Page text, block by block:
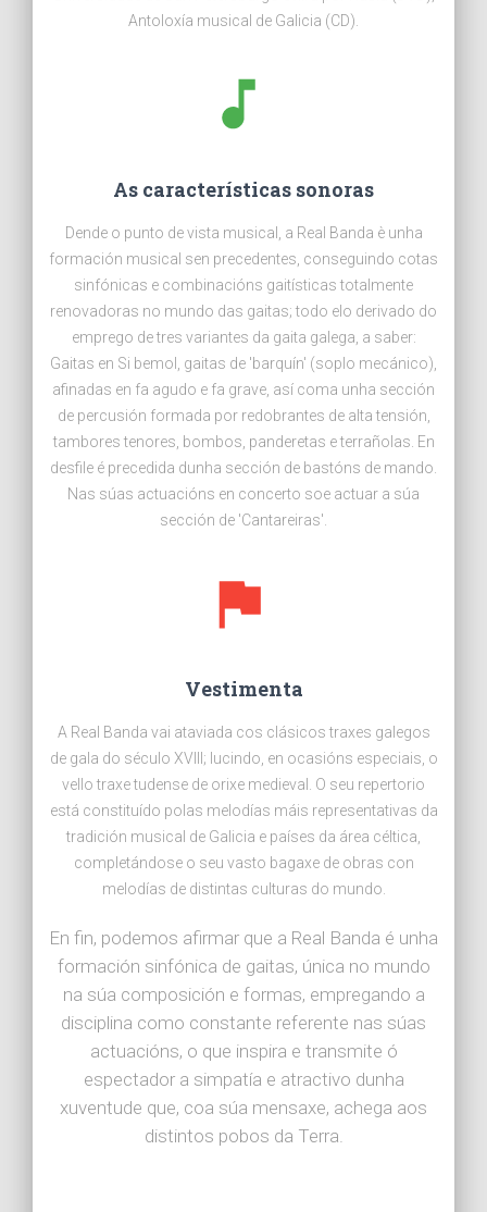
Antoloxía musical de Galicia (CD).
As características sonoras
Dende o punto de vista musical, a Real Banda è unha
formación musical sen precedentes, conseguindo cotas
sinfónicas e combinacións gaitísticas totalmente
renovadoras no mundo das gaitas; todo elo derivado do
emprego de tres variantes da gaita galega, a saber:
Gaitas en Si bemol, gaitas de 'barquín' (soplo mecánico),
afinadas en fa agudo e fa grave, así coma unha sección
de percusión formada por redobrantes de alta tensión,
tambores tenores, bombos, panderetas e terrañolas. En
desfile é precedida dunha sección de bastóns de mando.
Nas súas actuacións en concerto soe actuar a súa
sección de 'Cantareiras'.
Vestimenta
A Real Banda vai ataviada cos clásicos traxes galegos
de gala do século XVIII; lucindo, en ocasións especiais, o
vello traxe tudense de orixe medieval. O seu repertorio
está constituído polas melodías máis representativas da
tradición musical de Galicia e países da área céltica,
completándose o seu vasto bagaxe de obras con
melodías de distintas culturas do mundo.
En fin, podemos afirmar que a Real Banda é unha
formación sinfónica de gaitas, única no mundo
na súa composición e formas, empregando a
disciplina como constante referente nas súas
actuacións, o que inspira e transmite ó
espectador a simpatía e atractivo dunha
xuventude que, coa súa mensaxe, achega aos
distintos pobos da Terra.